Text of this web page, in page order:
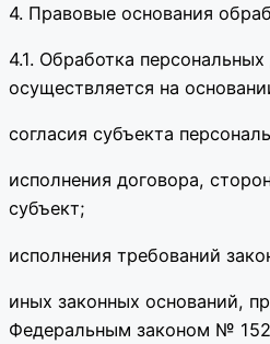
4. Правовые основания
4.1. Обработка
осуществляется на
согласия субъекта
исполнения договора,
субъект;
исполнения требований
иных законных оснований,
Федеральным законом №